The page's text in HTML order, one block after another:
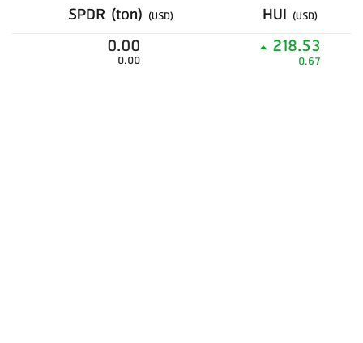
SPDR (ton) (USD) HUI (USD)
0.00
0.00
218.53
0.67